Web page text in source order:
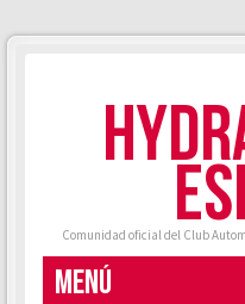
Comunidad oficial del Club
MENÚ